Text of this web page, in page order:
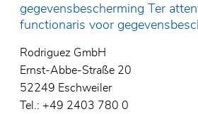
gegevensbescherming Ter
functionaris voor
Rodriguez GmbH
Ernst-Abbe-Straße 20
52249 Eschweiler
Tel.: +49 2403 780 0